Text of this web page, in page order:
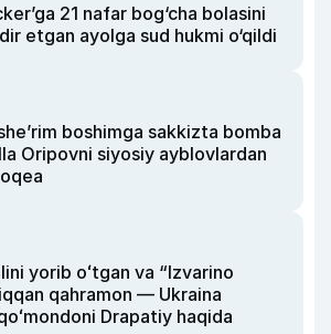
21 nafar bog‘cha bolasini
etgan ayolga sud hukmi o‘qildi
boshimga sakkizta bomba
Oripovni siyosiy ayblovlardan
yorib oʻtgan va “Izvarino
qahramon — Ukraina
Drapatiy haqida